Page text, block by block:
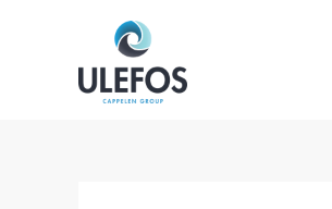
Ulefos>